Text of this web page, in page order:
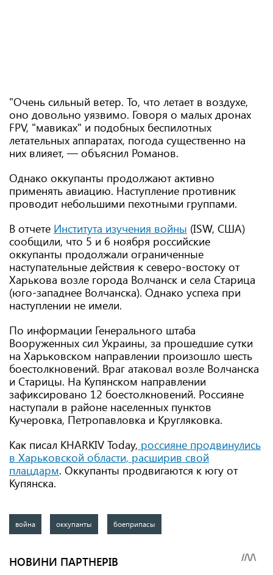
"Очень сильный ветер. То, что летает в воздухе,
оно довольно уязвимо. Говоря о малых дронах
FPV, "мавиках" и подобных беспилотных
летательных аппаратах, погода существенно на
них влияет, — объяснил Романов.
Однако оккупанты продолжают активно
применять авиацию. Наступление противник
проводит небольшими пехотными группами.
В отчете Института изучения войны (ISW, США)
сообщили, что 5 и 6 ноября российские
оккупанты продолжали ограниченные
наступательные действия к северо-востоку от
Харькова возле города Волчанск и села Старица
(юго-западнее Волчанска). Однако успеха при
наступлении не имели.
По информации Генерального штаба
Вооруженных сил Украины, за прошедшие сутки
на Харьковском направлении произошло шесть
боестолкновений. Враг атаковал возле Волчанска
и Старицы. На Купянском направлении
зафиксировано 12 боестолкновений. Россияне
наступали в районе населенных пунктов
Кучеровка, Петропавловка и Кругляковка.
Как писал KHARKIV Today, россияне продвинулись
в Харьковской области, расширив свой
плацдарм. Оккупанты продвигаются к югу от
Купянска.
война оккупанты боеприпасы